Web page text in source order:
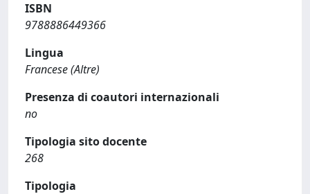
ISBN
9788886449366
Lingua
Francese (Altre)
Presenza di coautori internazionali
no
Tipologia sito docente
268
Tipologia